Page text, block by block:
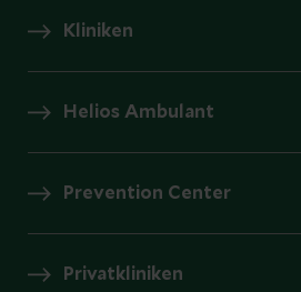
Kliniken
Helios Ambulant
Prevention Center
Privatkliniken